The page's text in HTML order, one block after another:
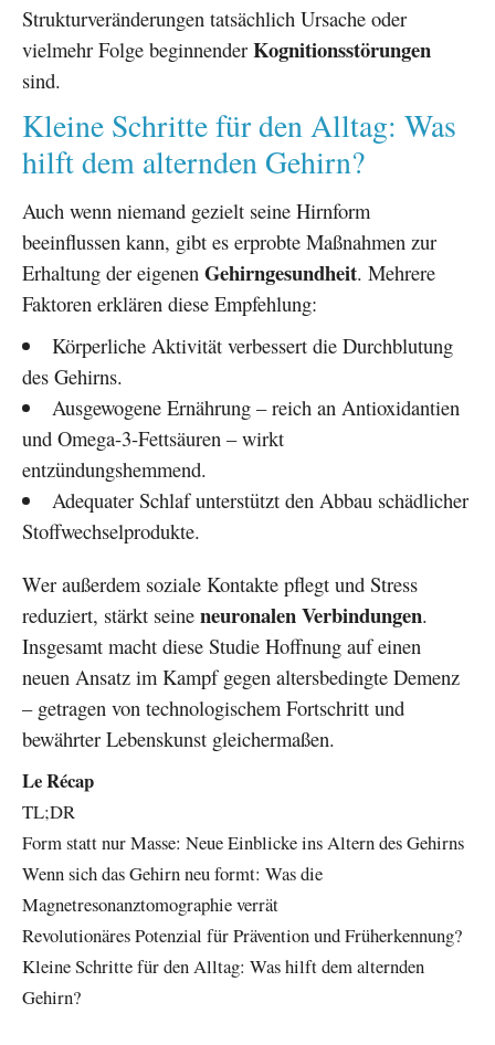
Strukturveränderungen tatsächlich Ursache oder
vielmehr Folge beginnender Kognitionsstörungen
sind.
Kleine Schritte für den Alltag: Was
hilft dem alternden Gehirn?
Auch wenn niemand gezielt seine Hirnform
beeinflussen kann, gibt es erprobte Maßnahmen zur
Erhaltung der eigenen Gehirngesundheit. Mehrere
Faktoren erklären diese Empfehlung:
Körperliche Aktivität verbessert die Durchblutung
des Gehirns.
Ausgewogene Ernährung – reich an Antioxidantien
und Omega-3-Fettsäuren – wirkt
entzündungshemmend.
Adequater Schlaf unterstützt den Abbau schädlicher
Stoffwechselprodukte.
Wer außerdem soziale Kontakte pflegt und Stress
reduziert, stärkt seine neuronalen Verbindungen.
Insgesamt macht diese Studie Hoffnung auf einen
neuen Ansatz im Kampf gegen altersbedingte Demenz
– getragen von technologischem Fortschritt und
bewährter Lebenskunst gleichermaßen.
Le Récap
TL;DR
Form statt nur Masse: Neue Einblicke ins Altern des Gehirns
Wenn sich das Gehirn neu formt: Was die
Magnetresonanztomographie verrät
Revolutionäres Potenzial für Prävention und Früherkennung?
Kleine Schritte für den Alltag: Was hilft dem alternden
Gehirn?